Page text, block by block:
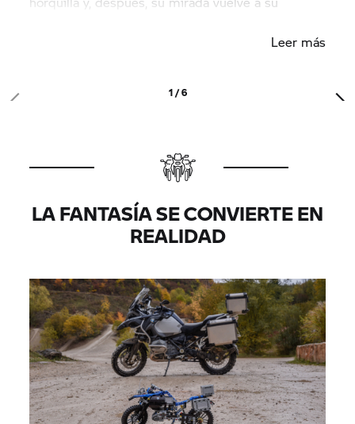
Leer más
1 / 6
LA FANTASÍA SE CONVIERTE EN
REALIDAD